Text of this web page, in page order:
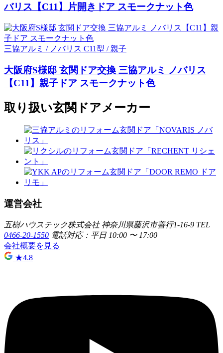
バリス【C11】片開きドア スモークナット色
三協アルミ / ノバリス C11型 / 親子
大阪府S様邸 玄関ドア交換 三協アルミ ノバリス
【C11】親子ドア スモークナット色
取り扱い玄関ドアメーカー
運営会社
五樹ハウステック株式会社神奈川県藤沢市善行1-16-9 TEL
0466-20-1550 電話対応：平日 10:00 〜 17:00
会社概要を見る
★4.8